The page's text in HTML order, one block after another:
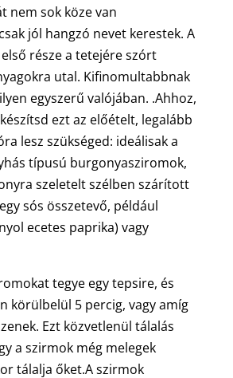
nem sok köze van
jól hangzó nevet kerestek. A
része a tetejére szórt
utal. Kifinomultabbnak
egyszerű valójában. .Ahhoz,
ezt az előételt, legalább
lesz szükséged: ideálisak a
típusú burgonyasziromok,
szeletelt szélben szárított
sós összetevő, például
ecetes paprika) vagy
tegye egy tepsire, és
körülbelül 5 percig, vagy amíg
Ezt közvetlenül tálalás
a szirmok még melegek
tálalja őket.A szirmok